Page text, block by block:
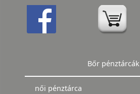
Bőr pénztárcák
női pénztárca